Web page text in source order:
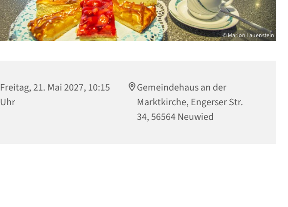
© Marion Lauenstein
Freitag, 21. Mai 2027, 10:15
Uhr
Gemeindehaus an der
Marktkirche, Engerser Str.
34, 56564 Neuwied